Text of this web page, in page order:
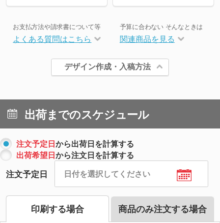
お支払方法や請求書について等
よくある質問はこちら
予算に合わない そんなときは
関連商品を見る
デザイン作成・入稿方法
出荷までのスケジュール
注文予定日から出荷日を計算する
出荷希望日から注文日を計算する
注文予定日
印刷する場合 商品のみ注文する場合